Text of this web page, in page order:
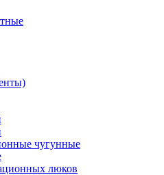
чугунные
люков